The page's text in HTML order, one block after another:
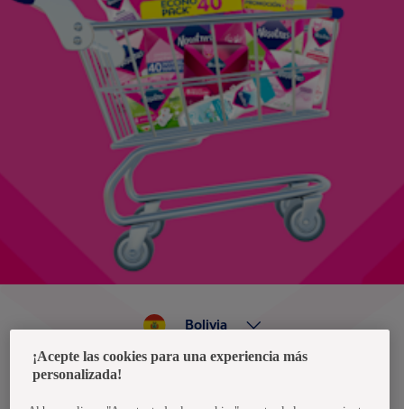
Política de privacidad de datos
Bolivia
¡Acepte las cookies para una experiencia más
personalizada!